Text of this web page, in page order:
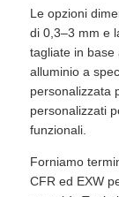
Le opzioni
di 0,3–3 mm e
tagliate in base
alluminio a
personalizzata
personalizzati
funzionali.
Forniamo
CFR ed EXW